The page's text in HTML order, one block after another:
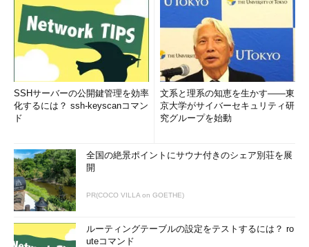
SSHサーバーの公開鍵管理を効率
化するには？ ssh-keyscanコマン
ド
文系と理系の知恵を生かす――東
京大学がサイバーセキュリティ研
究グループを始動
全国の絶景ポイントにサウナ付きのシェア別荘を展
開
PR(COCO VILLA on GOETHE)
ルーティングテーブルの設定をテストするには？ ro
uteコマンド